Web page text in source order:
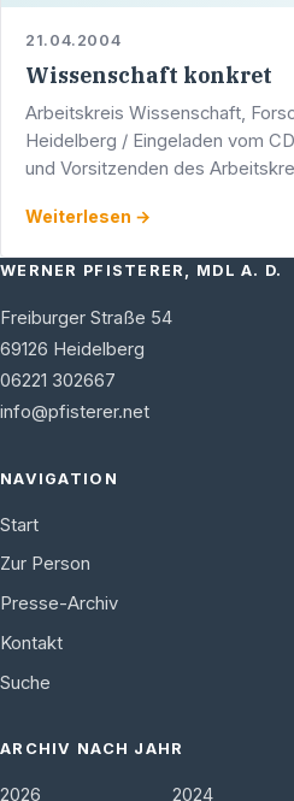
21.04.2004
Wissenschaft konkret
Arbeitskreis Wissenschaft,
Heidelberg / Eingeladen vom
und Vorsitzenden des
am …
Weiterlesen →
WERNER PFISTERER, MDL A. D.
Freiburger Straße 54
69126 Heidelberg
06221 302667
info@pfisterer.net
NAVIGATION
Start
Zur Person
Presse-Archiv
Kontakt
Suche
ARCHIV NACH JAHR
2026 2024